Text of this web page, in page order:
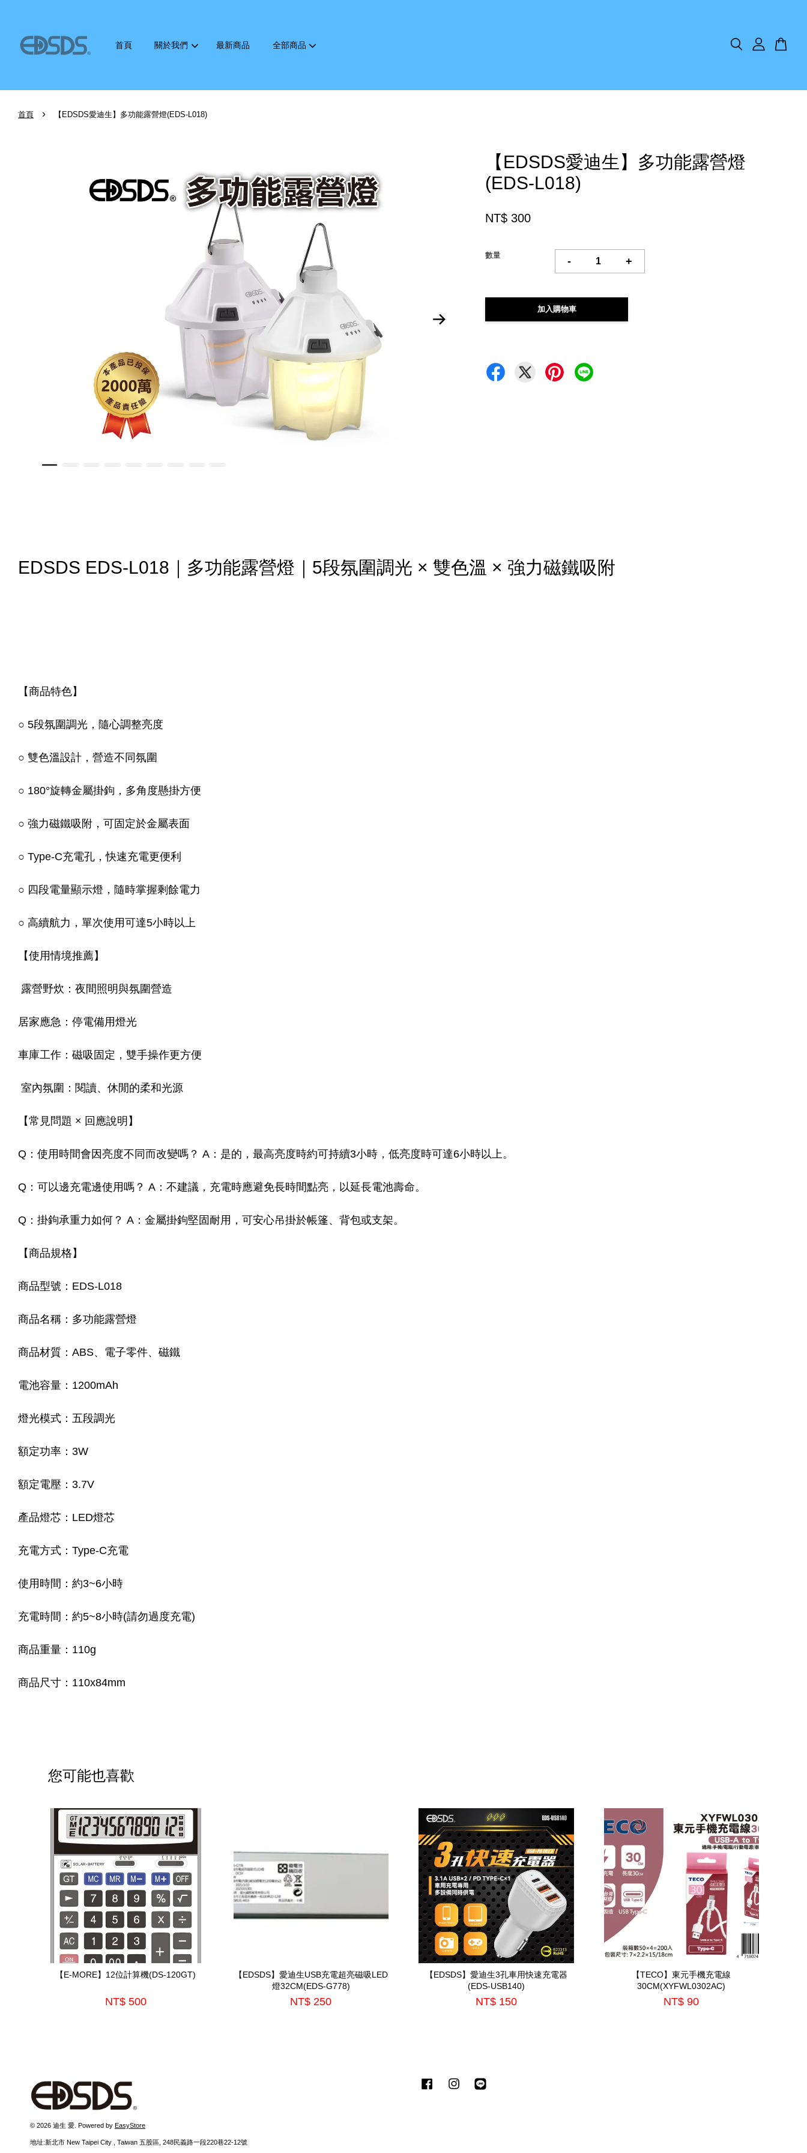
首頁 關於我們 最新商品 全部商品
首頁 › 【EDSDS愛迪生】多功能露營燈(EDS-L018)
【EDSDS愛迪生】多功能露營燈
(EDS-L018)
NT$ 300
數量
- +
加入購物車
EDSDS EDS-L018｜多功能露營燈｜5段氛圍調光 × 雙色溫 × 強力磁鐵吸附
【商品特色】
○ 5段氛圍調光，隨心調整亮度
○ 雙色溫設計，營造不同氛圍
○ 180°旋轉金屬掛鉤，多角度懸掛方便
○ 強力磁鐵吸附，可固定於金屬表面
○ Type-C充電孔，快速充電更便利
○ 四段電量顯示燈，隨時掌握剩餘電力
○ 高續航力，單次使用可達5小時以上
【使用情境推薦】
露營野炊：夜間照明與氛圍營造
居家應急：停電備用燈光
車庫工作：磁吸固定，雙手操作更方便
室內氛圍：閱讀、休閒的柔和光源
【常見問題 × 回應說明】
Q：使用時間會因亮度不同而改變嗎？ A：是的，最高亮度時約可持續3小時，低亮度時可達6小時以上。
Q：可以邊充電邊使用嗎？ A：不建議，充電時應避免長時間點亮，以延長電池壽命。
Q：掛鉤承重力如何？ A：金屬掛鉤堅固耐用，可安心吊掛於帳篷、背包或支架。
【商品規格】
商品型號：EDS-L018
商品名稱：多功能露營燈
商品材質：ABS、電子零件、磁鐵
電池容量：1200mAh
燈光模式：五段調光
額定功率：3W
額定電壓：3.7V
產品燈芯：LED燈芯
充電方式：Type-C充電
使用時間：約3~6小時
充電時間 ： 約5~8小時(請勿過度充電)
商品重量：110g
商品尺寸：110x84mm
您可能也喜歡
【E-MORE】12位計算機(DS-120GT)
NT$ 500
【EDSDS】愛迪生USB充電超亮磁吸LED
燈32CM(EDS-G778)
NT$ 250
【EDSDS】愛迪生3孔車用快速充電器
(EDS-USB140)
NT$ 150
【TECO】東元手機充電線
30CM(XYFWL0302AC)
NT$ 90
© 2026 迪生 愛. Powered by EasyStore
地址:新北市 New Taipei City , Taiwan 五股區, 248民義路一段220巷22-12號
Facebook Instagram